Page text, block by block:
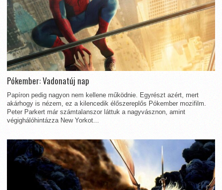
Pókember: Vadonatúj nap
Papíron pedig nagyon nem kellene működnie. Egyrészt azért, mert
akárhogy is nézem, ez a kilencedik élőszereplős Pókember mozifilm.
Peter Parkert már számtalanszor láttuk a nagyvásznon, amint
végighálóhintázza New Yorkot...